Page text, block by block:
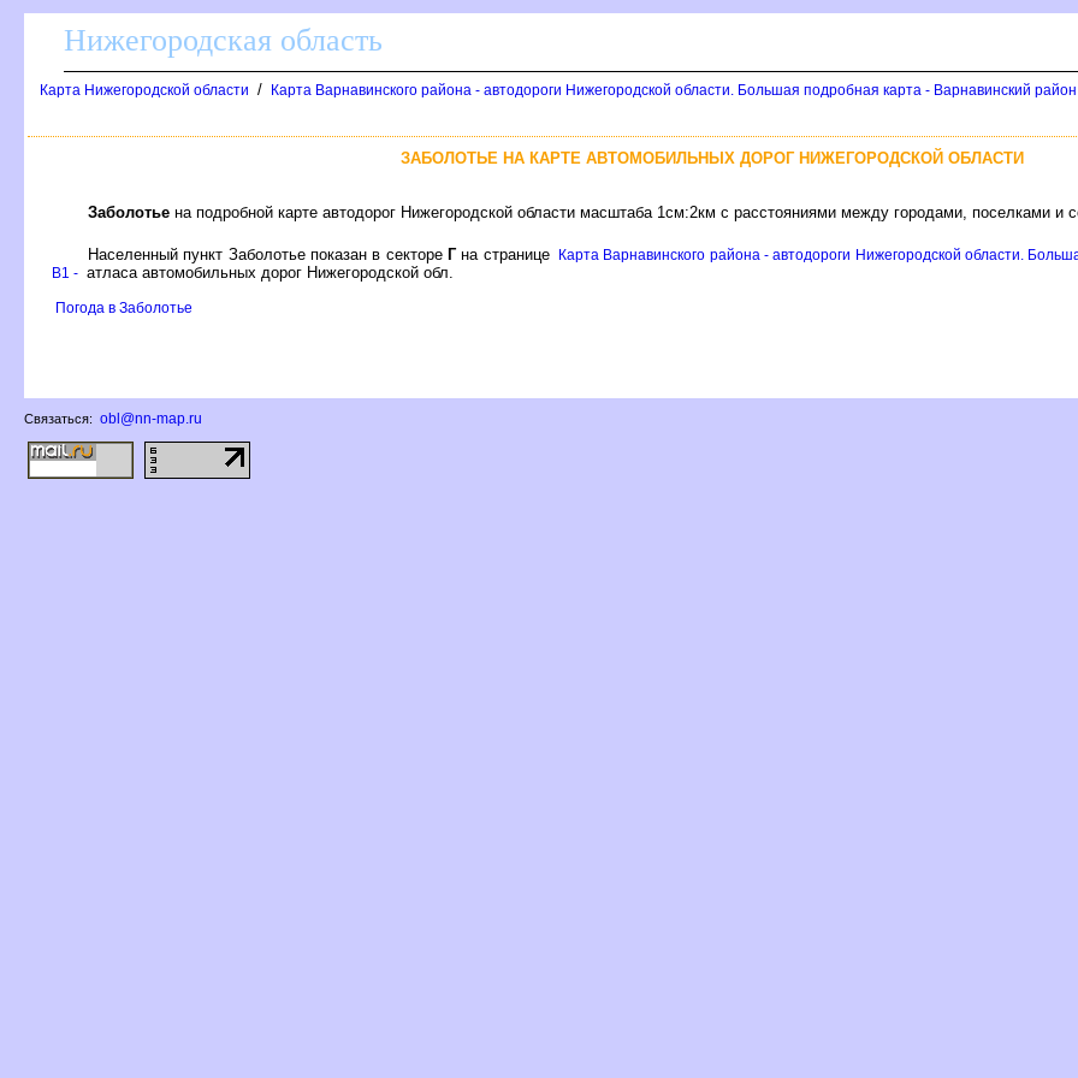
Нижегородская область
Карта Нижегородской области / Карта Варнавинского района - автодороги Нижегородской области. Большая подробная карта - Варнавинский район
ЗАБОЛОТЬЕ НА КАРТЕ АВТОМОБИЛЬНЫХ ДОРОГ НИЖЕГОРОДСКОЙ ОБЛАСТИ
Заболотье на подробной карте автодорог Нижегородской области масштаба 1см:2км с расстояниями между городами, поселками и
Населенный пункт Заболотье показан в секторе Гна странице Карта Варнавинского района - автодороги Нижегородской области.
B1 - атласа автомобильных дорог Нижегородской обл.
Погода в Заболотье
Связаться: obl@nn-map.ru